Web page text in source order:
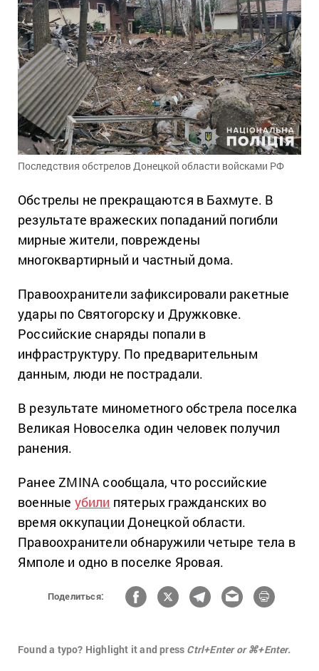
Последствия обстрелов Донецкой области войсками РФ
Обстрелы не прекращаются в Бахмуте. В
результате вражеских попаданий погибли
мирные жители, повреждены
многоквартирный и частный дома.
Правоохранители зафиксировали ракетные
удары по Святогорску и Дружковке.
Российские снаряды попали в
инфраструктуру. По предварительным
данным, люди не пострадали.
В результате минометного обстрела поселка
Великая Новоселка один человек получил
ранения.
Ранее ZMINA сообщала, что российские
военные убили пятерых гражданских во
время оккупации Донецкой области.
Правоохранители обнаружили четыре тела в
Ямполе и одно в поселке Яровая.
Поделиться:
Found a typo? Highlight it and press Ctrl+Enter or ⌘+Enter.